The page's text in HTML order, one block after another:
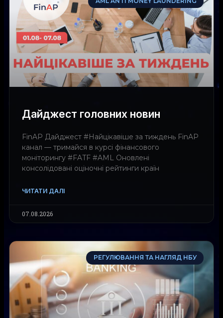
Дайджест головних новин
FinAP Дайджест #Найцікавіше за тиждень FinAP
канал — тримайся в курсі фінансового
моніторингу #FATF #AML Оновлені
консолідовані оціночні рейтинги країн
ЧИТАТИ ДАЛІ
07.08.2026
РЕГУЛЮВАННЯ ТА НАГЛЯД НБУ